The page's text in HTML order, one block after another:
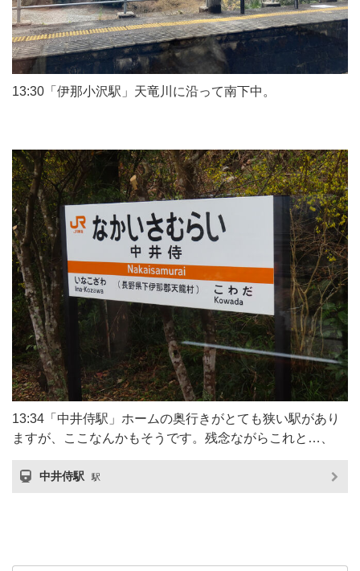
13:30「伊那小沢駅」天竜川に沿って南下中。
13:34「中井侍駅」ホームの奥行きがとても狭い駅があり
ますが、ここなんかもそうです。残念ながらこれと…、
中井侍駅 駅